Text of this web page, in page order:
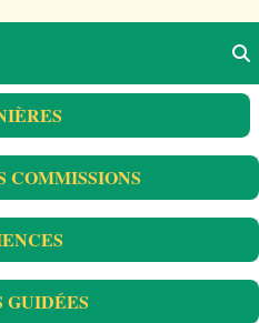
COMMISSIONS
GUIDÉES